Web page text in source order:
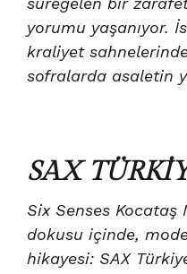
yorumu yaşanıyor.
kraliyet
sofralarda asaletin
SAX
Six Senses Kocataş
dokusu içinde,
hikayesi: SAX